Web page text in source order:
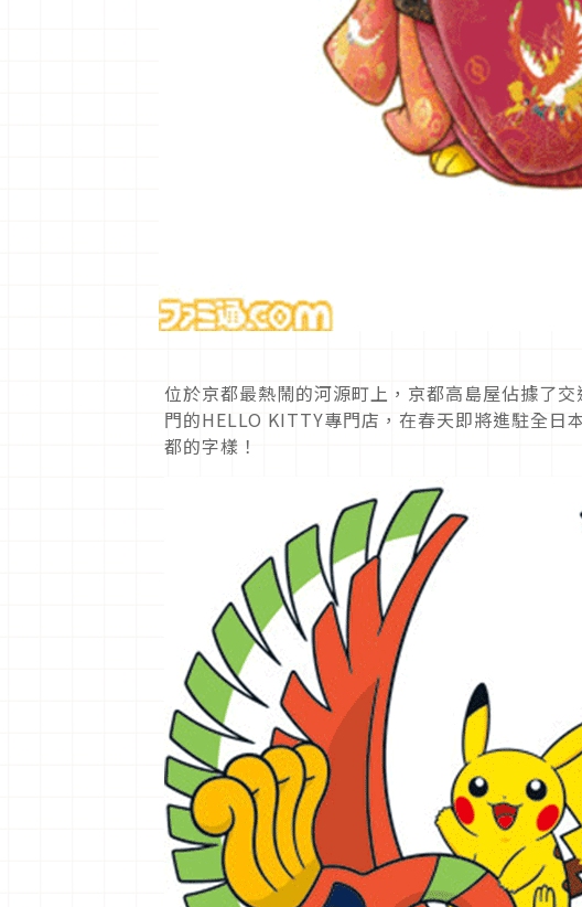
位於京都最熱鬧的河源町上，京都高島屋佔據了
門的HELLO KITTY專門店，在春天即將進駐全日
都的字樣！